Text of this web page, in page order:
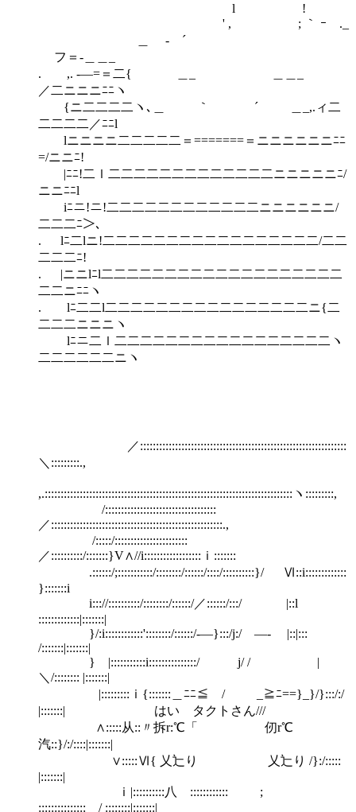
l !
' , ; ｀ ｰ ._
＿ - ´
フ＝-＿＿_
. ,. -―=＝二{ ＿_ ＿＿_
／二ニニニﾆﾆヽ
{ニ二二二二ヽ､＿ ｀ ´ ＿_,.ィ二
二二二二／ﾆﾆl
lニニニニ二二二二二＝=======＝ニニニニニニﾆﾆ
=/ニニﾆ!
|ﾆﾆ!二ｌ二二二二二二二二二二二二二ニニニニニﾆ/
ニニﾆﾆl
iﾆニ!ニ!二二二二二二二二二二二二ニニニニニニ/
二二二ﾆ＞､
. lﾆ二lニ!二二二二二二二二二二二二二二二二二/二二
二二二ﾆ!
. |ニニlﾆl二二二二二二二二二二二二二二二二二二二
二二ニﾆﾆヽ
. lﾆ二二l二二二二二二二二二二二二二二二二ニ{二
二二二ニニニヽ
lﾆニ二ｌ二二二二二二二二二二二二二二二二二ヽ
二二二二二二ニヽ
／:::::::::::::::::::::::::::::::::::::::::::::::::::::::::::::::::
＼:::::::::.,
,.::::::::::::::::::::::::::::::::::::::::::::::::::::::::::::::::::::::::::::::ヽ:::::::::,
/:::::::::::::::::::::::::::::::::::
／::::::::::::::::::::::::::::::::::::::::::::::::::::::.,
/:::::/:::::::::::::::::::::::
／::::::::::/:::::::}V∧//i::::::::::::::::::ｉ:::::::
.::::::/;:::::::::::/::::::::/::::::/::::/::::::::::}/ Ⅵ::i:::::::::::::
}:::::::i
i::://::::::::::/::::::::/::::::/／::::::/:::/ |::l
:::::::::::::|:::::::|
}/:i::::::::::::'::::::::/::::::/-―}:::/j:/ ―- |::|:::
/:::::::|:::::::|
} |:::::::::::i:::::::::::::::/ j/ / |
＼/:::::::: |:::::::|
|:::::::::ｉ{:::::::＿ﾆﾆ≦ / _≧ﾆ==}_}/}:::/:/
|:::::::| はい タクトさん///
∧:::::从::〃拆r:℃「 仞r℃
汽::}/:/::::|:::::::|
∨:::::Ⅵ{ 乂辷り 乂辷り /}:/:::::
|:::::::|
ｉ|::::::::::八 :::::::::::: ;
::::::::::::::: / ::::::::|:::::::|